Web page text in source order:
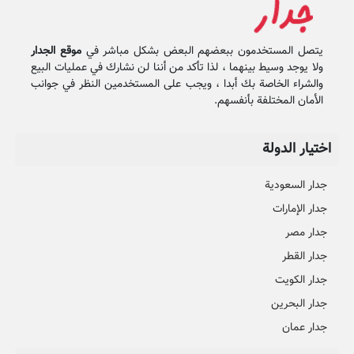
يتصل المستخدمون ببعضهم البعض بشكل مباشر في موقع الجدار
ولا يوجد وسيط بينهما ، لذا تأكد من أننا لن نشارك في عمليات البيع
والشراء الخاصة بك أبدا ، ويجب على المستخدمين النظر في جوانب
الأمان المختلفة بأنفسهم.
اختيار الدولة
جدار السعودية
جدار الإمارات
جدار مصر
جدار القطر
جدار الكويت
جدار البحرين
جدار عمان